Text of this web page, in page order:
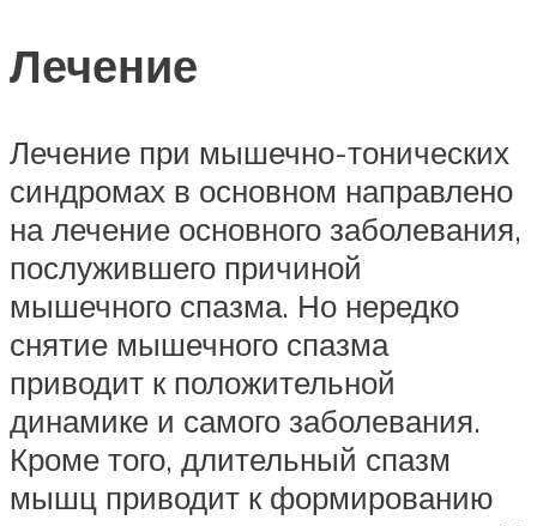
Лечение
Лечение при мышечно-тонических
синдромах в основном направлено
на лечение основного заболевания,
послужившего причиной
мышечного спазма. Но нередко
снятие мышечного спазма
приводит к положительной
динамике и самого заболевания.
Кроме того, длительный спазм
мышц приводит к формированию